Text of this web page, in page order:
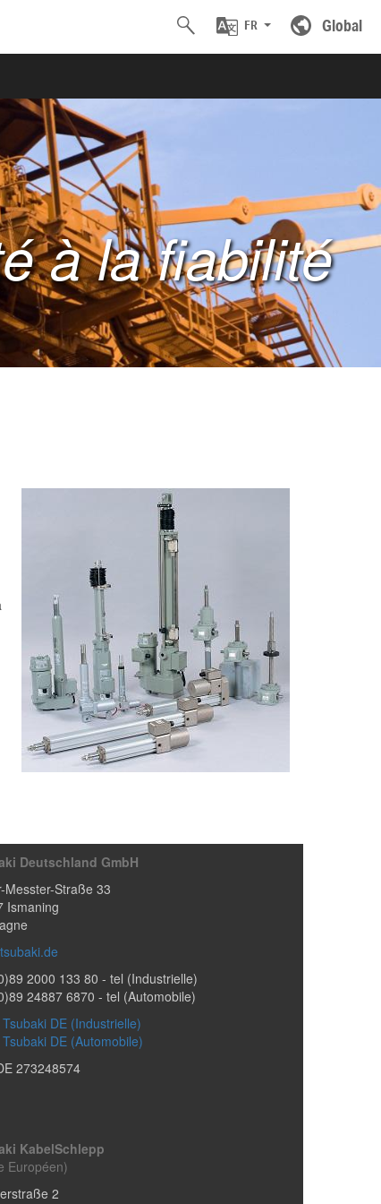
Global
FR
à la fiabilité
Deutschland GmbH
Messter-Straße 33
Ismaning
tsubaki.de
2000 133 80 - tel (Industrielle)
24887 6870 - tel (Automobile)
DE (Industrielle)
DE (Automobile)
273248574
KabelSchlepp
Européen)
2